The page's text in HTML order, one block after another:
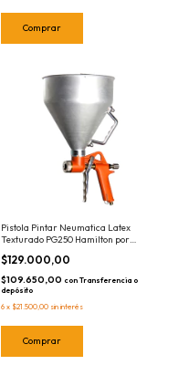
Pistola Pintar Neumatica Latex
Texturado PG250 Hamilton por
Gravedad
$129.000,00
$109.650,00 con Transferencia o
depósito
6 x $21.500,00 sin interés